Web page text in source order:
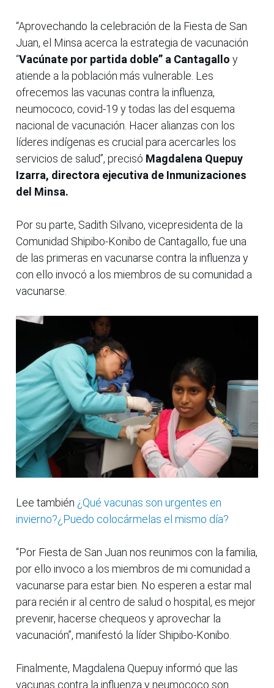
“Aprovechando la celebración de la Fiesta de San
Juan, el Minsa acerca la estrategia de vacunación
“Vacúnate por partida doble” a Cantagallo y
atiende a la población más vulnerable. Les
ofrecemos las vacunas contra la influenza,
neumococo, covid-19 y todas las del esquema
nacional de vacunación. Hacer alianzas con los
líderes indígenas es crucial para acercarles los
servicios de salud”, precisó Magdalena Quepuy
Izarra, directora ejecutiva de Inmunizaciones
del Minsa.
Por su parte, Sadith Silvano, vicepresidenta de la
Comunidad Shipibo-Konibo de Cantagallo, fue una
de las primeras en vacunarse contra la influenza y
con ello invocó a los miembros de su comunidad a
vacunarse.
Lee también ¿Qué vacunas son urgentes en
invierno?¿Puedo colocármelas el mismo día?
“Por Fiesta de San Juan nos reunimos con la familia,
por ello invoco a los miembros de mi comunidad a
vacunarse para estar bien. No esperen a estar mal
para recién ir al centro de salud o hospital, es mejor
prevenir, hacerse chequeos y aprovechar la
vacunación”, manifestó la líder Shipibo-Konibo.
Finalmente, Magdalena Quepuy informó que las
vacunas contra la influenza y neumococo son